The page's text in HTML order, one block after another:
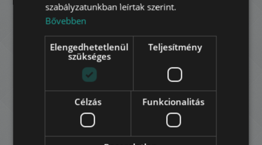
SEREGÉLY UTCA
Bérleti díj:810.000 HUF
3. kerület • 3 hálószoba • 129 m
HOZZÁADÁS A KEDVENCEKHEZ
ARABIC
szabályzatunkban leírtak szerint.
Bővebben
Elengedhetetlenül
szükséges
Teljesítmény
Célzás Funkcionalitás